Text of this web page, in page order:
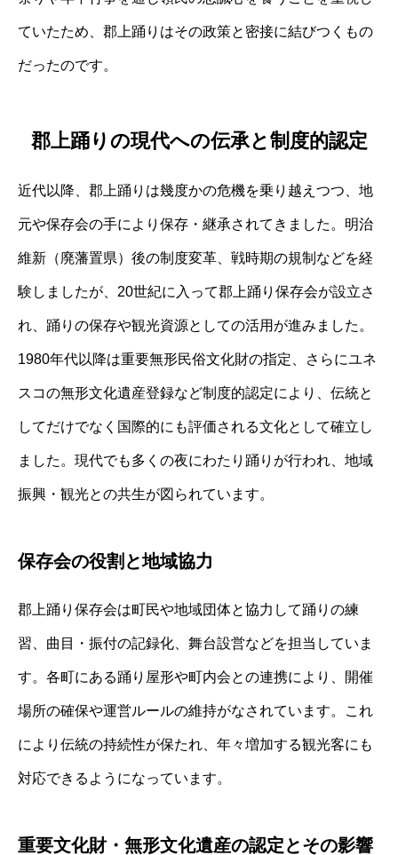
ていたため、郡上踊りはその政策と密接に結びつくもの
だったのです。
郡上踊りの現代への伝承と制度的認定
近代以降、郡上踊りは幾度かの危機を乗り越えつつ、地
元や保存会の手により保存・継承されてきました。明治
維新（廃藩置県）後の制度変革、戦時期の規制などを経
験しましたが、20世紀に入って郡上踊り保存会が設立さ
れ、踊りの保存や観光資源としての活用が進みました。
1980年代以降は重要無形民俗文化財の指定、さらにユネ
スコの無形文化遺産登録など制度的認定により、伝統と
してだけでなく国際的にも評価される文化として確立し
ました。現代でも多くの夜にわたり踊りが行われ、地域
振興・観光との共生が図られています。
保存会の役割と地域協力
郡上踊り保存会は町民や地域団体と協力して踊りの練
習、曲目・振付の記録化、舞台設営などを担当していま
す。各町にある踊り屋形や町内会との連携により、開催
場所の確保や運営ルールの維持がなされています。これ
により伝統の持続性が保たれ、年々増加する観光客にも
対応できるようになっています。
重要文化財・無形文化遺産の認定とその影響